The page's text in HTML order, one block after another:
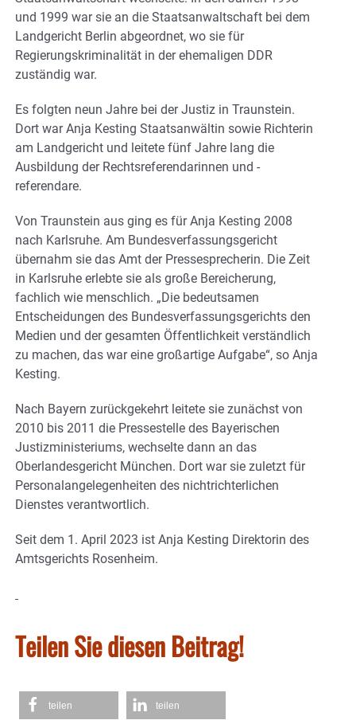
und 1999 war sie an die Staatsanwaltschaft bei dem
Landgericht Berlin abgeordnet, wo sie für
Regierungskriminalität in der ehemaligen DDR
zuständig war.
Es folgten neun Jahre bei der Justiz in Traunstein.
Dort war Anja Kesting Staatsanwältin sowie Richterin
am Landgericht und leitete fünf Jahre lang die
Ausbildung der Rechtsreferendarinnen und -
referendare.
Von Traunstein aus ging es für Anja Kesting 2008
nach Karlsruhe. Am Bundesverfassungsgericht
übernahm sie das Amt der Pressesprecherin. Die Zeit
in Karlsruhe erlebte sie als große Bereicherung,
fachlich wie menschlich. „Die bedeutsamen
Entscheidungen des Bundesverfassungsgerichts den
Medien und der gesamten Öffentlichkeit verständlich
zu machen, das war eine großartige Aufgabe“, so Anja
Kesting.
Nach Bayern zurückgekehrt leitete sie zunächst von
2010 bis 2011 die Pressestelle des Bayerischen
Justizministeriums, wechselte dann an das
Oberlandesgericht München. Dort war sie zuletzt für
Personalangelegenheiten des nichtrichterlichen
Dienstes verantwortlich.
Seit dem 1. April 2023 ist Anja Kesting Direktorin des
Amtsgerichts Rosenheim.
Teilen Sie diesen Beitrag!
teilen teilen